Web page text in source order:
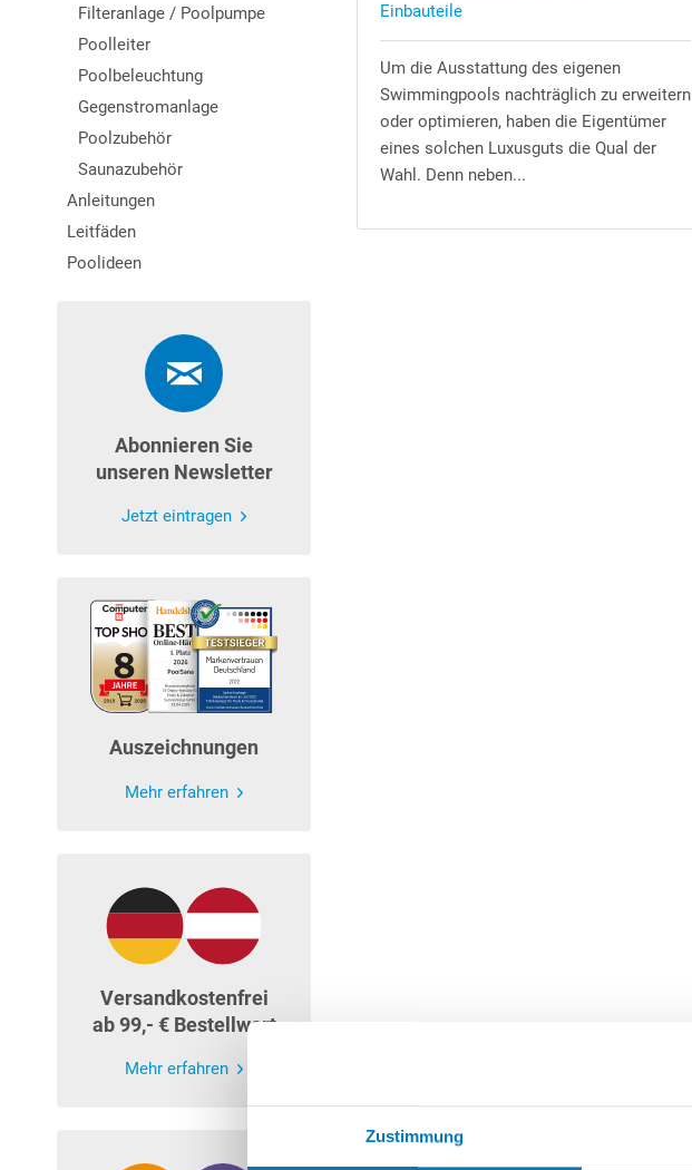
Zustimmung
Filteranlage / Poolpumpe
Poolleiter
Poolbeleuchtung
Gegenstromanlage
Poolzubehör
Saunazubehör
Anleitungen
Leitfäden
Poolideen
Abonnieren Sie
unseren Newsletter
Jetzt eintragen
Auszeichnungen
Mehr erfahren
Versandkostenfrei
ab 99,- € Bestellwert
Mehr erfahren
Einbauteile
Um die Ausstattung des eigenen
Swimmingpools nachträglich zu erweitern
oder optimieren, haben die Eigentümer
eines solchen Luxusguts die Qual der
Wahl. Denn neben...